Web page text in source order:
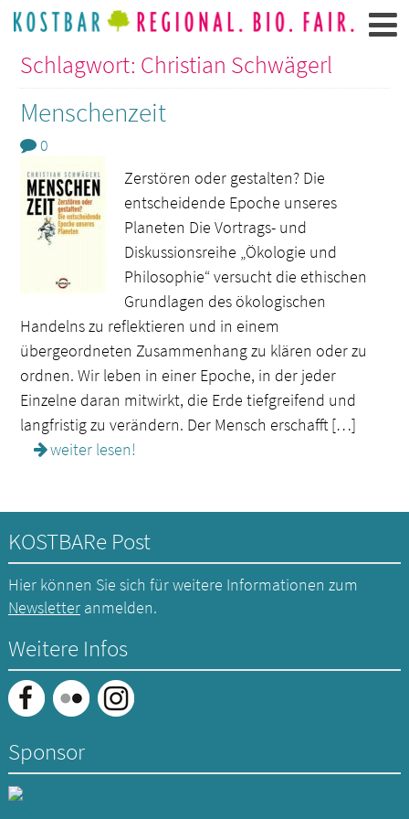
Schlagwort: Christian Schwägerl
Menschenzeit
0
Zerstören oder gestalten? Die
entscheidende Epoche unseres
Planeten Die Vortrags- und
Diskussionsreihe „Ökologie und
Philosophie“ versucht die ethischen
Grundlagen des ökologischen
Handelns zu reflektieren und in einem
übergeordneten Zusammenhang zu klären oder zu
ordnen. Wir leben in einer Epoche, in der jeder
Einzelne daran mitwirkt, die Erde tiefgreifend und
langfristig zu verändern. Der Mensch erschafft […]
weiter lesen!
KOSTBARe Post
Hier können Sie sich für weitere Informationen zum
Newsletteranmelden.
Weitere Infos
Sponsor